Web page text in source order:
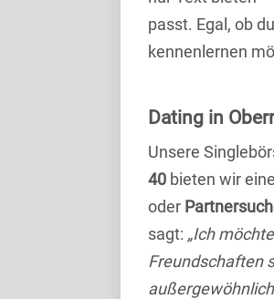
passt. Egal, ob
kennenlernen
Dating in
Unsere
40 bieten wir
oder
sagt: „Ich
Freundschaften
außergewöhnlich